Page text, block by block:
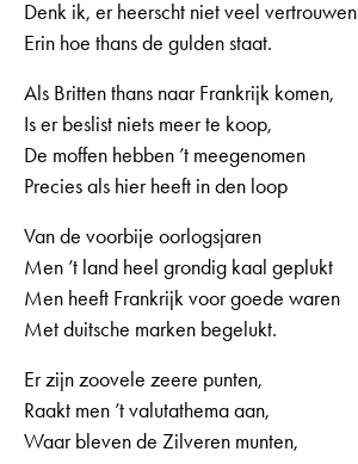
Denk ik, er heerscht niet veel vertrouwen
Erin hoe thans de gulden staat.
Als Britten thans naar Frankrijk komen,
Is er beslist niets meer te koop,
De moffen hebben ’t meegenomen
Precies als hier heeft in den loop
Van de voorbije oorlogsjaren
Men ’t land heel grondig kaal geplukt
Men heeft Frankrijk voor goede waren
Met duitsche marken begelukt.
Er zijn zoovele zeere punten,
Raakt men ’t valutathema aan,
Waar bleven de Zilveren munten,